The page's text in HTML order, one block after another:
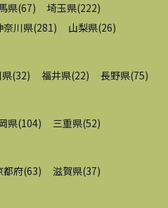
県(67) 埼玉県(222)
奈川県(281) 山梨県(26)
(32) 福井県(22) 長野県(75)
県(104) 三重県(52)
都府(63) 滋賀県(37)